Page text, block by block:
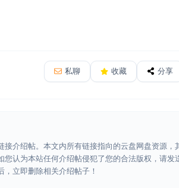
私聊 收藏 分享
介绍帖。本文内所有链接指向的云盘网盘资源，
认为本站任何介绍帖侵犯了您的合法版权，请发
立即删除相关介绍帖子！